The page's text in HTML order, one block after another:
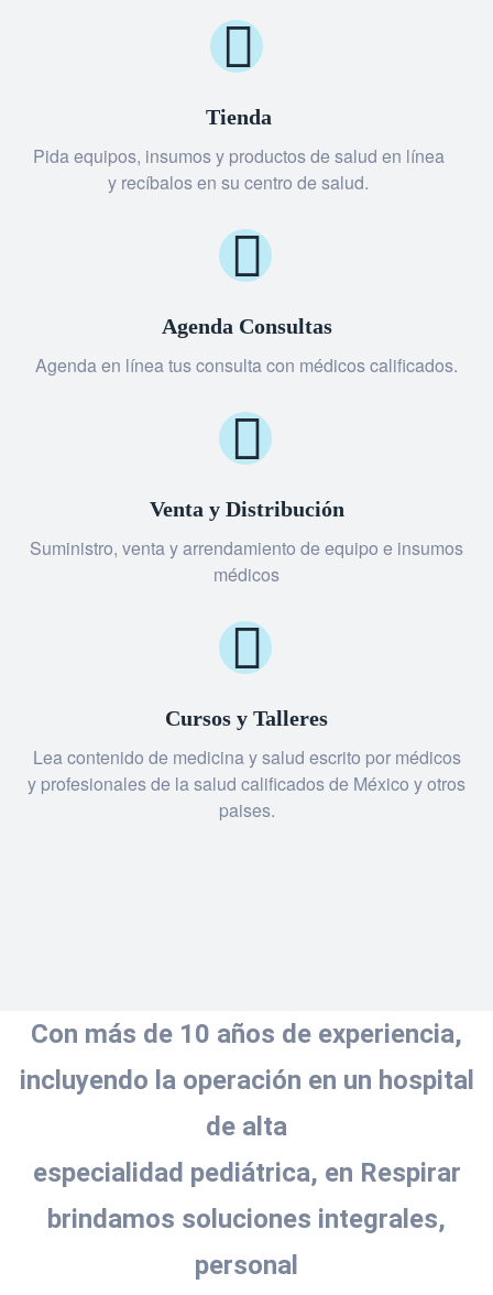
Tienda
Pida equipos, insumos y productos de salud en línea
y recíbalos en su centro de salud.
Agenda Consultas
Agenda en línea tus consulta con médicos calificados.
Venta y Distribución
Suministro, venta y arrendamiento de equipo e insumos
médicos
Cursos y Talleres
Lea contenido de medicina y salud escrito por médicos
y profesionales de la salud calificados de México y otros
paises.
Con más de 10 años de experiencia,
incluyendo la operación en un hospital
de alta
especialidad pediátrica, en Respirar
brindamos soluciones integrales,
personal